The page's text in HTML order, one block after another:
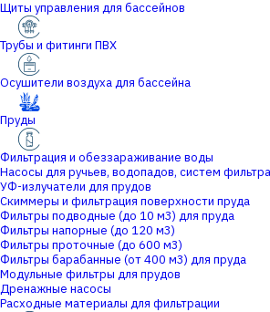
Щиты управления для бассейнов
Трубы и фитинги ПВХ
Осушители воздуха для бассейна
Пруды
Фильтрация и обеззараживание воды
Насосы для ручьев, водопадов, систем
УФ-излучатели для прудов
Скиммеры и фильтрация поверхности пруда
Фильтры подводные (до 10 м3) для пруда
Фильтры напорные (до 120 м3)
Фильтры проточные (до 600 м3)
Фильтры барабанные (от 400 м3) для пруда
Модульные фильтры для прудов
Дренажные насосы
Расходные материалы для фильтрации